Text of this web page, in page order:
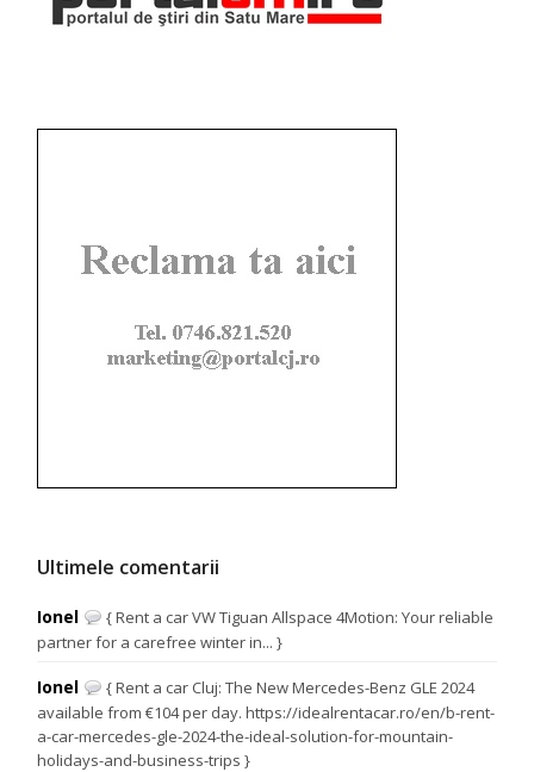
Ultimele comentarii
Ionel
{ Rent a car VW Tiguan Allspace 4Motion: Your reliable
partner for a carefree winter in... }
Ionel
{ Rent a car Cluj: The New Mercedes-Benz GLE 2024
available from €104 per day. https://idealrentacar.ro/en/b-rent-
a-car-mercedes-gle-2024-the-ideal-solution-for-mountain-
holidays-and-business-trips }